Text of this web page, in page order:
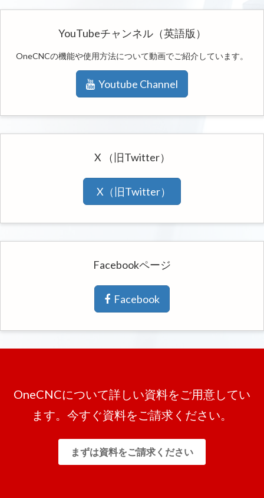
YouTubeチャンネル（英語版）
OneCNCの機能や使用方法について動画でご紹介しています。
Youtube Channel
X （旧Twitter）
X（旧Twitter）
Facebookページ
Facebook
OneCNCについて詳しい資料をご用意してい
ます。今すぐ資料をご請求ください。
まずは資料をご請求ください